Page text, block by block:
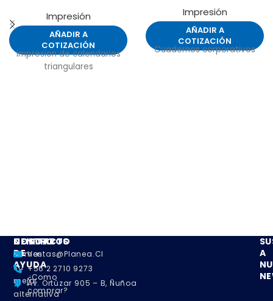
Impresión
AÑADIR A
COTIZACIÓN
impresion de calendarios
triangulares
Impresión
AÑADIR A
COTIZACIÓN
Cuadernos corporativos
NOSOTROS
Somos
su
mejor
alternativa
CENTRO
DE
AYUDA
¿Como
comprar?
CONTACTO
Ventas@planea.cl
+56 2 2710 9273
Av. Ortúzar 905 – B, Ñuñoa
A